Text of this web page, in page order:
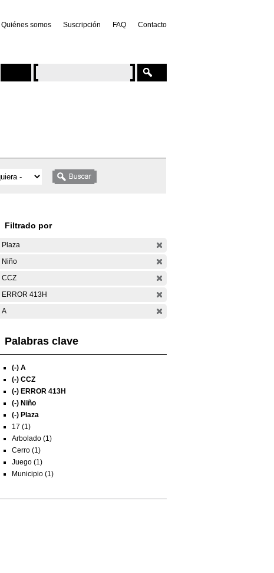
Quiénes somos Suscripción FAQ Contacto
Filtrado por
Plaza
Niño
CCZ
ERROR 413H
A
Palabras clave
(-) A
(-) CCZ
(-) ERROR 413H
(-) Niño
(-) Plaza
17 (1)
Arbolado (1)
Cerro (1)
Juego (1)
Municipio (1)